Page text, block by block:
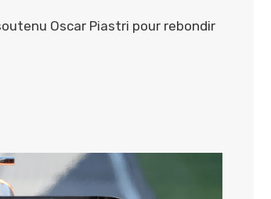
Oscar Piastri pour rebondir